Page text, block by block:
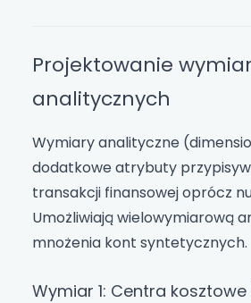
Projektowanie
analitycznych
Wymiary analityczne
dodatkowe atrybuty
transakcji finansowej oprócz
Umożliwiają wielowymiarową
mnożenia kont syntetycznych.
Wymiar 1: Centra